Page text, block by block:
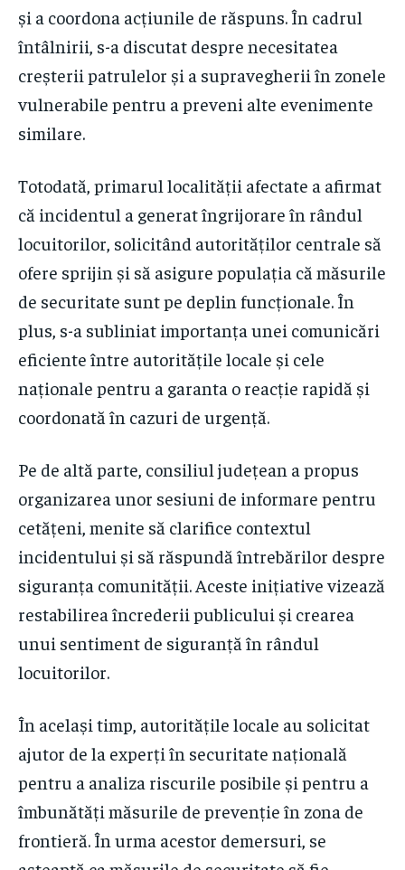
și a coordona acțiunile de răspuns. În cadrul
întâlnirii, s-a discutat despre necesitatea
creșterii patrulelor și a supravegherii în zonele
vulnerabile pentru a preveni alte evenimente
similare.
Totodată, primarul localității afectate a afirmat
că incidentul a generat îngrijorare în rândul
locuitorilor, solicitând autorităților centrale să
ofere sprijin și să asigure populația că măsurile
de securitate sunt pe deplin funcționale. În
plus, s-a subliniat importanța unei comunicări
eficiente între autoritățile locale și cele
naționale pentru a garanta o reacție rapidă și
coordonată în cazuri de urgență.
Pe de altă parte, consiliul județean a propus
organizarea unor sesiuni de informare pentru
cetățeni, menite să clarifice contextul
incidentului și să răspundă întrebărilor despre
siguranța comunității. Aceste inițiative vizează
restabilirea încrederii publicului și crearea
unui sentiment de siguranță în rândul
locuitorilor.
În același timp, autoritățile locale au solicitat
ajutor de la experți în securitate națională
pentru a analiza riscurile posibile și pentru a
îmbunătăți măsurile de prevenție în zona de
frontieră. În urma acestor demersuri, se